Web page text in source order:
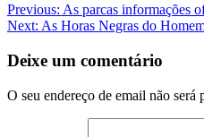
Previous: As parcas informações
Next: As Horas Negras do
Deixe um comentário
O seu endereço de email não será